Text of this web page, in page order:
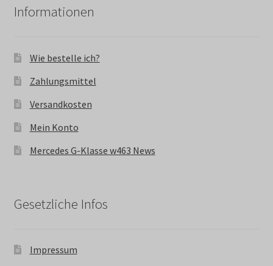
Informationen
Wie bestelle ich?
Zahlungsmittel
Versandkosten
Mein Konto
Mercedes G-Klasse w463 News
Gesetzliche Infos
Impressum